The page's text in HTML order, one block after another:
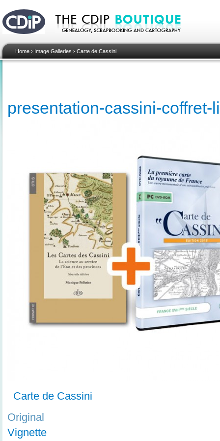
Home › Image Galleries › Carte de Cassini
presentation-cassini-coffret-
Carte de Cassini
Original
Vignette